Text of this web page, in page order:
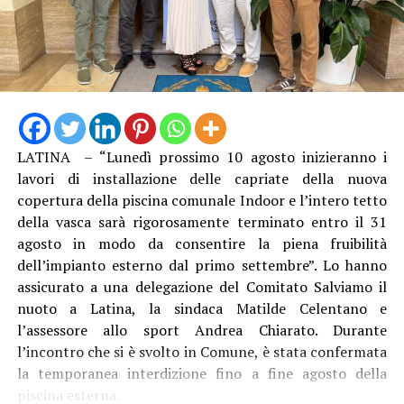
“La struttura messa in funzione questa mattina è lunga
13 metri e alta 3 metri, con travi in acciaio e specifici
trattamenti protettivi per garantire la durabilità anche
in ambienti marini”, è stato spiegato. Con il direttore
generale Natalino Corbo e il presidente del Consorzio di
Bonifica Lino Conti, erano presenti l’assessore regionale
all’Agricoltura Giancarlo Righini, il direttore generale di
Anbi Lazio Andrea Renna, il presidente della
commissione regionale attività produttive, Vittorio
Sambucci e il sindaco di Terracina Francesco Giannetti.
LATINA – “Lunedì prossimo 10 agosto inizieranno i
lavori di installazione delle capriate della nuova
copertura della piscina comunale Indoor e l’intero tetto
della vasca sarà rigorosamente terminato entro il 31
agosto in modo da consentire la piena fruibilità
dell’impianto esterno dal primo settembre”. Lo hanno
assicurato a una delegazione del Comitato Salviamo il
nuoto a Latina, la sindaca Matilde Celentano e
l’assessore allo sport Andrea Chiarato. Durante
l’incontro che si è svolto in Comune, è stata confermata
la temporanea interdizione fino a fine agosto della
piscina esterna.